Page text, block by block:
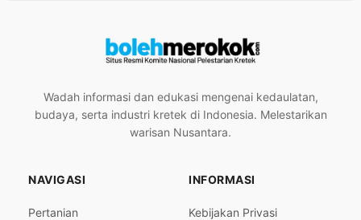
Wadah informasi dan edukasi mengenai kedaulatan,
budaya, serta industri kretek di Indonesia. Melestarikan
warisan Nusantara.
NAVIGASI
Pertanian
INFORMASI
Kebijakan Privasi